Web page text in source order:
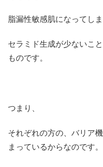
脂漏性敏感肌になってし
セラミド生成が少ないこ
ものです。
つまり、
それぞれの方の、バリア
まっているからなのです。